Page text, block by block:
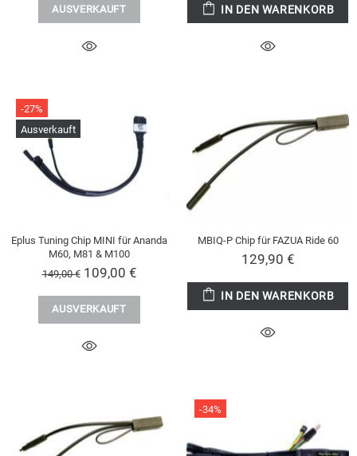
AUSVERKAUFT IN DEN WARENKORB
-27%
Ausverkauft
Eplus Tuning Chip MINI für Ananda
M60, M81 & M100
149,00 € 109,00 €
AUSVERKAUFT
MBIQ-P Chip für FAZUA Ride 60
129,90 €
IN DEN WARENKORB
-34%